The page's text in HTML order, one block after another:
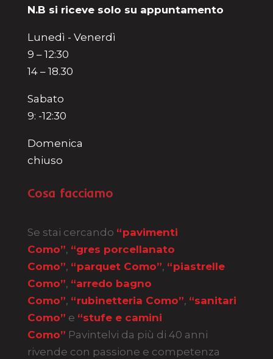
N.B si riceve solo su appuntamento
Lunedì - Venerdì
9 – 12:30
14 – 18.30
Sabato
9: -12:30
Domenica
chiuso
Cosa facciamo
Se stai cercando “pavimenti
Como”, “gres porcellanato
Como”, “parquet Como”, “piastrelle
Como”, “arredo bagno
Como”, “rubinetteria Como”, “sanitari
Como” e “stufe e camini
Como” Pavintelvi da più di 40 anni
rivende con passione e competenza